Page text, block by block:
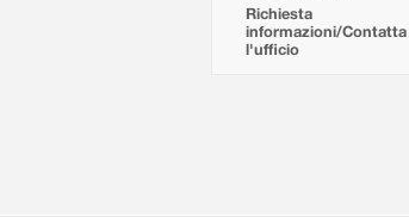
Richiesta
informazioni/Contatta
l'ufficio